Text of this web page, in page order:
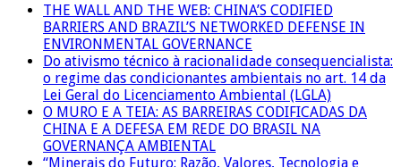
THE WALL AND THE WEB: CHINA’S CODIFIED
BARRIERS AND BRAZIL’S NETWORKED DEFENSE IN
ENVIRONMENTAL GOVERNANCE
Do ativismo técnico à racionalidade consequencialista:
o regime das condicionantes ambientais no art. 14 da
Lei Geral do Licenciamento Ambiental (LGLA)
O MURO E A TEIA: AS BARREIRAS CODIFICADAS DA
CHINA E A DEFESA EM REDE DO BRASIL NA
GOVERNANÇA AMBIENTAL
“Minerais do Futuro: Razão, Valores, Tecnologia e